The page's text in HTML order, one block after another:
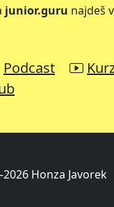
junior.guru najdeš
Podcast
Honza Javorek